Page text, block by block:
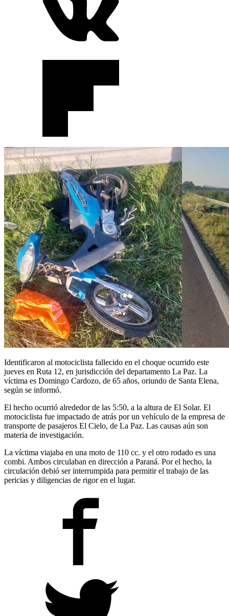
Identificaron al motociclista fallecido en el choque ocurrido este
jueves en Ruta 12, en jurisdicción del departamento La Paz. La
víctima es Domingo Cardozo, de 65 años, oriundo de Santa Elena,
según se informó.
El hecho ocurrió alrededor de las 5:50, a la altura de El Solar. El
motociclista fue impactado de atrás por un vehículo de la empresa de
transporte de pasajeros El Cielo, de La Paz. Las causas aún son
materia de investigación.
La víctima viajaba en una moto de 110 cc. y el otro rodado es una
combi. Ambos circulaban en dirección a Paraná. Por el hecho, la
circulación debió ser interrumpida para permitir el trabajo de las
pericias y diligencias de rigor en el lugar.